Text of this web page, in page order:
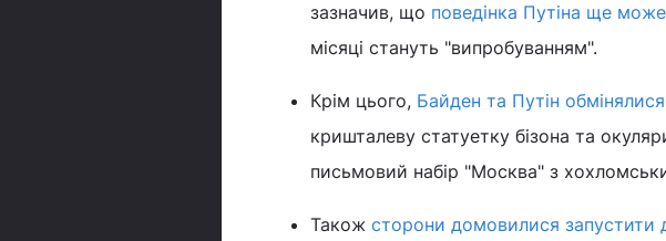
зазначив, що поведінка Путіна ще
місяці стануть "випробуванням".
Крім цього, Байден та Путін
кришталеву статуетку бізона та
письмовий набір "Москва" з
Також сторони домовилися запустити